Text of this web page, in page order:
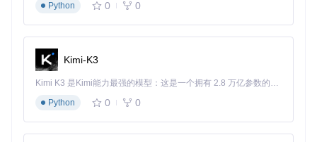
riesLoadScripts函数加载打印所需的脚本文件，形成完整
2. 精细化打印样式控制
打印样式的精准控制是保证打印效果的核心。Luckysheet通过
CSS媒体查询技术，为打印环境单独定义样式规则，确保电子
表格在纸质媒介上的呈现效果与屏幕显示一致。
在print.css中，通过 @media print
式，隐藏非打印内容，定义分页规则，设置表格元素的打印属
性。这种隔离设计使得打印样式的调整不会影响屏幕显示效
Python
0 0
Kimi-K3
Kimi K3 是Kimi能力最强的模型：这是一个拥有 2.8 万亿参数的混合专家（MoE）模型，具备原生视觉理解能力，并支持 100 万 token 的上下文窗口。
Python
0 0